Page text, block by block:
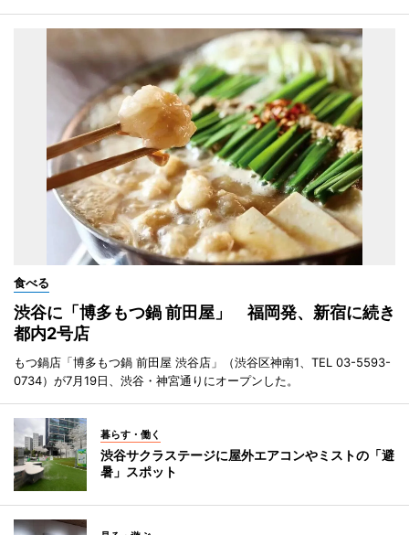
食べる
渋谷に「博多もつ鍋 前田屋」 福岡発、新宿に続き
都内2号店
もつ鍋店「博多もつ鍋 前田屋 渋谷店」（渋谷区神南1、TEL 03-5593-
0734）が7月19日、渋谷・神宮通りにオープンした。
暮らす・働く
渋谷サクラステージに屋外エアコンやミストの「避
暑」スポット